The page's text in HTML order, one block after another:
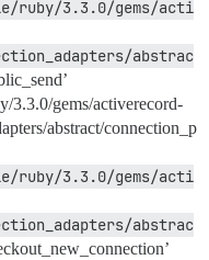
ruby/3.3.0/gems/acti
abstrac
3.3.0/gems/activerecord-
abstract/connection_p
ruby/3.3.0/gems/acti
abstrac